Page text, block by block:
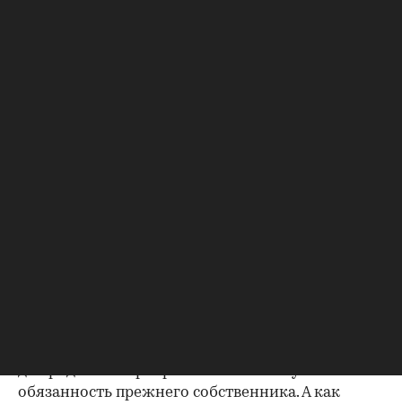
обязанность прежнего собственника. А как